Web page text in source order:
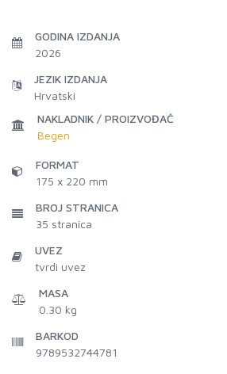
GODINA IZDANJA
2026
JEZIK IZDANJA
Hrvatski
NAKLADNIK / PROIZVOĐAČ
Begen
FORMAT
175 x 220 mm
BROJ STRANICA
35 stranica
UVEZ
tvrdi uvez
MASA
0.30 kg
BARKOD
9789532744781